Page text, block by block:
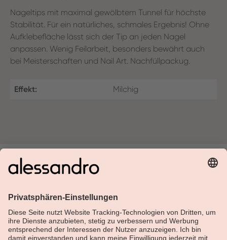
Nageltips mit maximal gewölbtem Tunnel für höchste
Stabilität. Für ein natürliches, schmales Ergebnis! Ohne
Aufklebefläche lässt sich der Tip an jeden Nagel
anpassen. Wenig Feilarbeit, besonders bewährt auch
bei Meisterschaften und Nail Art. Nachfüllpackug.
Effekt: Milchig
Über Alessandro
Shop